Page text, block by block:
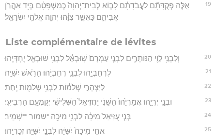
19
אֵ֣לֶּה פְקֻדָּתָ֞ם לַעֲבֹדָתָ֗ם לָב֤וֹא לְבֵית־יְהוָה֙ כְּמִשְׁפָּטָ֔ם בְּיַ֖ד אַהֲרֹ֣ן
אֲבִיהֶ֑ם כַּאֲשֶׁ֣ר צִוָּ֔הוּ יְהוָ֖ה אֱלֹהֵ֥י יִשְׂרָאֵֽל׃
Liste complémentaire de lévites
20 וְלִבְנֵ֥י לֵוִ֖י הַנּוֹתָרִ֑ים לִבְנֵ֤י עַמְרָם֙ שֽׁוּבָאֵ֔ל לִבְנֵ֥י שׁוּבָאֵ֖ל יֶחְדְּיָֽהוּ׃
21 לִרְחַבְיָ֑הוּ לִבְנֵ֣י רְחַבְיָ֔הוּ הָרֹ֖אשׁ יִשִּׁיָּֽה׃
22 לַיִּצְהָרִ֣י שְׁלֹמ֔וֹת לִבְנֵ֥י שְׁלֹמ֖וֹת יָֽחַת׃
23 וּבְנָ֖י יְרִיָּ֑הוּ אֲמַרְיָ֙הוּ֙ הַשֵּׁנִ֔י יַחֲזִיאֵל֙ הַשְּׁלִישִׁ֔י יְקַמְעָ֖ם הָרְבִיעִֽי׃
24 בְּנֵ֤י עֻזִּיאֵל֙ מִיכָ֔ה לִבְנֵ֥י מִיכָ֖ה *שמור **שָׁמִֽיר׃
25 אֲחִ֤י מִיכָה֙ יִשִּׁיָּ֔ה לִבְנֵ֥י יִשִּׁיָּ֖ה זְכַרְיָֽהוּ׃